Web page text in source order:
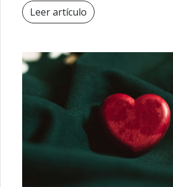
Leer artículo